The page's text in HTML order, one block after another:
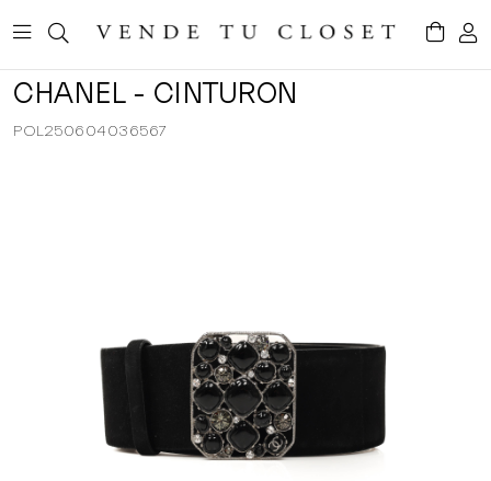
CHANEL - CINTURON
POL250604036567